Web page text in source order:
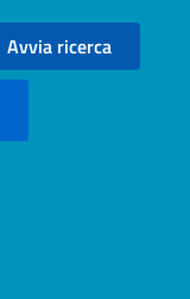
Avvia ricerca